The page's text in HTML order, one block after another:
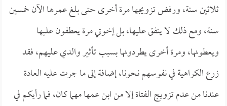
ثلاثين سنة، ورفض تزويجها مرة أخرى حتى بلغ عمرها الآن خمسين
سنة، ومع ذلك لا ينفق عليها، بل إخوتي مرة يعطفون عليها
ويعطونها، ومرة أخرى يطردونها بسبب تأثير والدي عليهم، فقد
زرع الكراهية في نفوسهم نحونا، إضافة إلى ما جرت عليه العادة
عندنا من عدم تزويج الفتاة إلا من ابن عمها مهما كان، فما رأيكم في